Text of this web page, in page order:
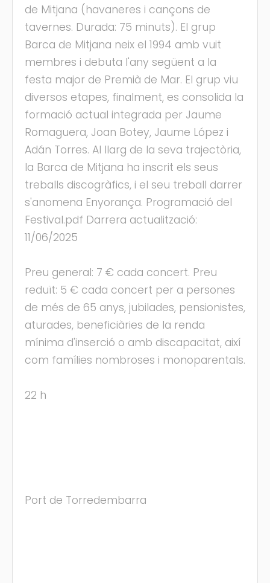
de Mitjana (havaneres i cançons de
tavernes. Durada: 75 minuts). El grup
Barca de Mitjana neix el 1994 amb vuit
membres i debuta l'any següent a la
festa major de Premià de Mar. El grup viu
diversos etapes, finalment, es consolida la
formació actual integrada per Jaume
Romaguera, Joan Botey, Jaume López i
Adán Torres. Al llarg de la seva trajectòria,
la Barca de Mitjana ha inscrit els seus
treballs discogràfics, i el seu treball darrer
s'anomena Enyorança. Programació del
Festival.pdf Darrera actualització:
11/06/2025
Preu general: 7 € cada concert. Preu
reduït: 5 € cada concert per a persones
de més de 65 anys, jubilades, pensionistes,
aturades, beneficiàries de la renda
mínima d'inserció o amb discapacitat, així
com famílies nombroses i monoparentals.
22 h
Port de Torredembarra